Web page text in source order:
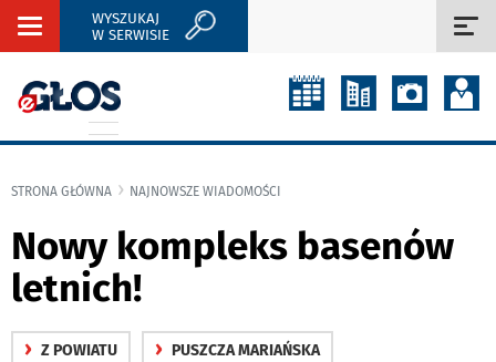
Rozwiń
WYSZUKAJ
W SERWISIE
STRONA GŁÓWNA NAJNOWSZE WIADOMOŚCI
Nowy kompleks basenów
letnich!
› Z POWIATU › PUSZCZA MARIAŃSKA